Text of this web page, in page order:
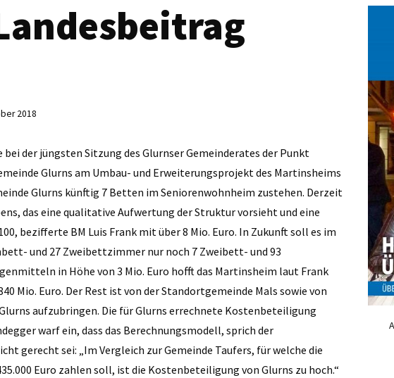
2018
der jüngsten Sitzung des Glurnser Gemeinderates der Punkt
Glurns am Umbau- und Erweiterungsprojekt des Martinsheims
Glurns künftig 7 Betten im Seniorenwohnheim zustehen. Derzeit
das eine qualitative Aufwertung der Struktur vorsieht und eine
bezifferte BM Luis Frank mit über 8 Mio. Euro. In Zukunft soll es im
und 27 Zweibettzimmer nur noch 7 Zweibett- und 93
in Höhe von 3 Mio. Euro hofft das Martinsheim laut Frank
Mio. Euro. Der Rest ist von der Standortgemeinde Mals sowie von
aufzubringen. Die für Glurns errechnete Kostenbeteiligung
warf ein, dass das Berechnungsmodell, sprich der
gerecht sei: „Im Vergleich zur Gemeinde Taufers, für welche die
Euro zahlen soll, ist die Kostenbeteiligung von Glurns zu hoch.“